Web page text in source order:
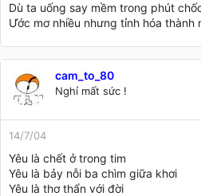
Dù ta uống say mềm trong phút
Ước mơ nhiều nhưng tỉnh hóa thành
cam_to_80
Nghỉ mất sức !
14/7/04
Yêu là chết ở trong tim
Yêu là bảy nỗi ba chìm giữa khơi
Yêu là thơ thẩn với đời